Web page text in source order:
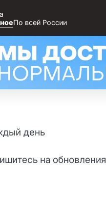
По всей России
день
на обновления